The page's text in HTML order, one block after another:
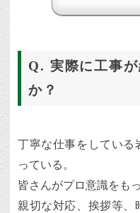
Q. 実際に工事
か？
丁寧な仕事をしている
っている。
皆さんがプロ意識をも
親切な対応、挨拶等、